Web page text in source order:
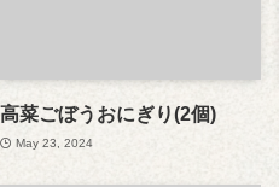
高菜ごぼうおにぎり(2個)
May 23, 2024